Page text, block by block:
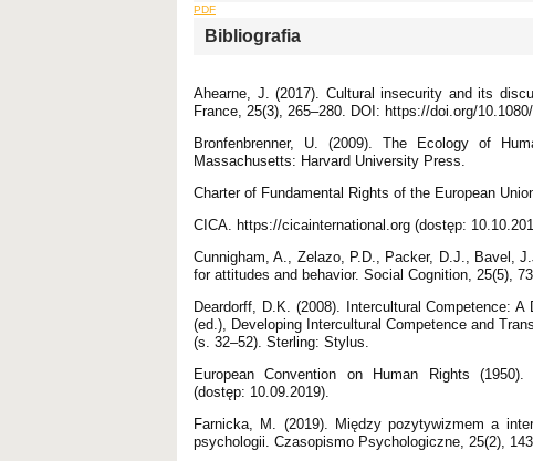
PDF
Bibliografia
Ahearne, J. (2017). Cultural insecurity and its
France, 25(3), 265–280. DOI: https://doi.org/
Bronfenbrenner, U. (2009). The Ecology of
Massachusetts: Harvard University Press.
Charter of Fundamental Rights of the European
CICA. https://cicainternational.org (dostęp:
Cunnigham, A., Zelazo, P.D., Packer, D.J., Bavel,
for attitudes and behavior. Social Cognition, 25(5),
Deardorff, D.K. (2008). Intercultural Competence:
(ed.), Developing Intercultural Competence and
(s. 32–52). Sterling: Stylus.
European Convention on Human Rights (1950).
(dostęp: 10.09.2019).
Farnicka, M. (2019). Między pozytywizmem a
psychologii. Czasopismo Psychologiczne, 25(2),